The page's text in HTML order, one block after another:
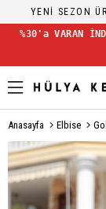
YENİ SEZON
%30'a VARAN
Anasayfa Elbise